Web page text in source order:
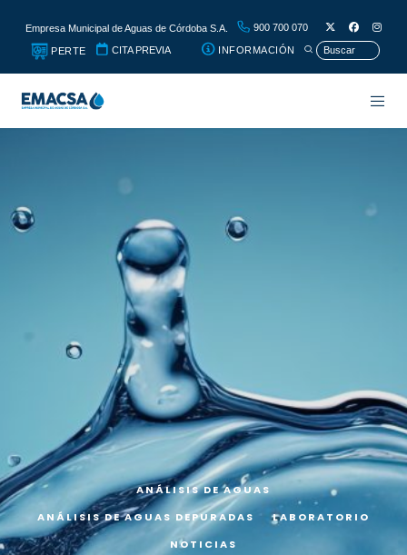
Empresa Municipal de Aguas de Córdoba S.A. 900 700 070
PERTE CITA PREVIA INFORMACIÓN
ANÁLISIS DE AGUAS
ANÁLISIS DE AGUAS DEPURADAS
LABORATORIO
NOTICIAS